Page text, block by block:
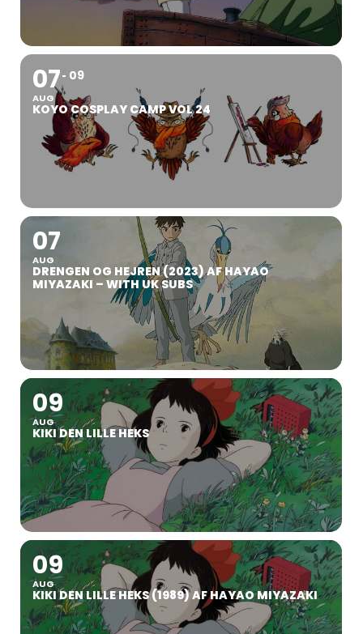
07
AUG
09
KOYO COSPLAY CAMP VOL 24
07
AUG
DRENGEN OG HEJREN (2023) AF HAYAO
MIYAZAKI – WITH UK SUBS
09
AUG
KIKI DEN LILLE HEKS
09
AUG
KIKI DEN LILLE HEKS (1989) AF HAYAO MIYAZAKI